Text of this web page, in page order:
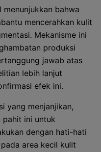
menunjukkan bahwa
mencerahkan kulit
Mekanisme ini
produksi
jawab atas
lebih lanjut
efek ini.
yang menjanjikan,
pahit ini untuk
dengan hati-hati
area kecil kulit